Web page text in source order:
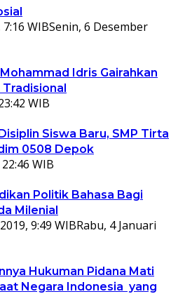
WIBSenin, 6 Desember
Idris Gairahkan
Tradisional
WIB
Siswa Baru, SMP Tirta
0508 Depok
WIB
Politik Bahasa Bagi
Milenial
9:49 WIBRabu, 4 Januari
Hukuman Pidana Mati
Negara Indonesia yang